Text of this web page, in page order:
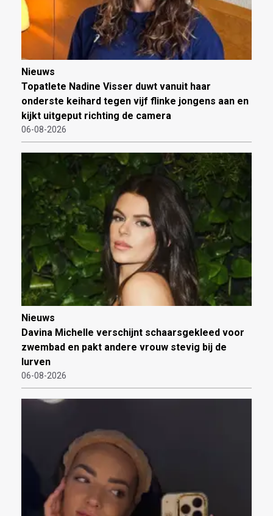
Nieuws
Topatlete Nadine Visser duwt vanuit haar
onderste keihard tegen vijf flinke jongens aan en
kijkt uitgeput richting de camera
06-08-2026
Nieuws
Davina Michelle verschijnt schaarsgekleed voor
zwembad en pakt andere vrouw stevig bij de
lurven
06-08-2026